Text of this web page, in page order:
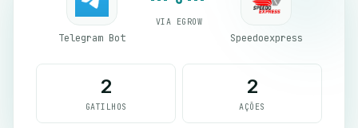
Telegram Bot
VIA EGROW
Speedoexpress
2
GATILHOS
2
AÇÕES